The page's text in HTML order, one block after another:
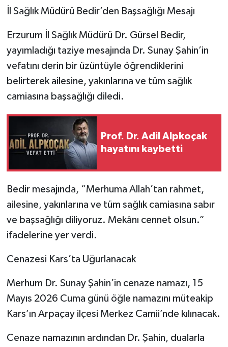
İl Sağlık Müdürü Bedir’den Başsağlığı Mesajı
Erzurum İl Sağlık Müdürü Dr. Gürsel Bedir,
yayımladığı taziye mesajında Dr. Sunay Şahin’in
vefatını derin bir üzüntüyle öğrendiklerini
belirterek ailesine, yakınlarına ve tüm sağlık
camiasına başsağlığı diledi.
Prof. Dr. Adil Alpkoçak
hayatını kaybetti
Bedir mesajında, “Merhuma Allah’tan rahmet,
ailesine, yakınlarına ve tüm sağlık camiasına sabır
ve başsağlığı diliyoruz. Mekânı cennet olsun.”
ifadelerine yer verdi.
Cenazesi Kars’ta Uğurlanacak
Merhum Dr. Sunay Şahin’in cenaze namazı, 15
Mayıs 2026 Cuma günü öğle namazını müteakip
Kars’ın Arpaçay ilçesi Merkez Camii’nde kılınacak.
Cenaze namazının ardından Dr. Şahin, dualarla